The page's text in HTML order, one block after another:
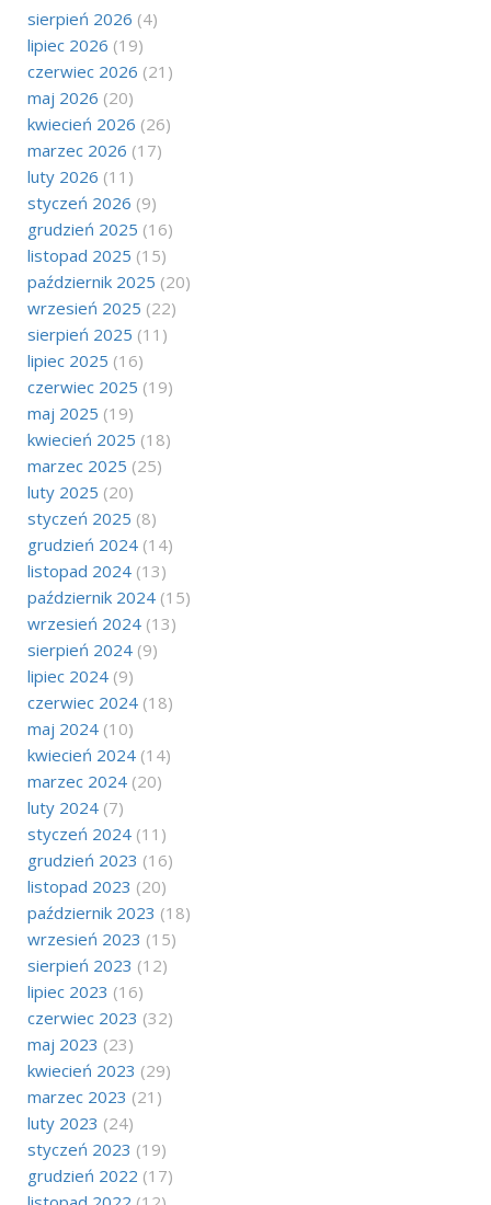
sierpień 2026 (4)
lipiec 2026 (19)
czerwiec 2026 (21)
maj 2026 (20)
kwiecień 2026 (26)
marzec 2026 (17)
luty 2026 (11)
styczeń 2026 (9)
grudzień 2025 (16)
listopad 2025 (15)
październik 2025 (20)
wrzesień 2025 (22)
sierpień 2025 (11)
lipiec 2025 (16)
czerwiec 2025 (19)
maj 2025 (19)
kwiecień 2025 (18)
marzec 2025 (25)
luty 2025 (20)
styczeń 2025 (8)
grudzień 2024 (14)
listopad 2024 (13)
październik 2024 (15)
wrzesień 2024 (13)
sierpień 2024 (9)
lipiec 2024 (9)
czerwiec 2024 (18)
maj 2024 (10)
kwiecień 2024 (14)
marzec 2024 (20)
luty 2024 (7)
styczeń 2024 (11)
grudzień 2023 (16)
listopad 2023 (20)
październik 2023 (18)
wrzesień 2023 (15)
sierpień 2023 (12)
lipiec 2023 (16)
czerwiec 2023 (32)
maj 2023 (23)
kwiecień 2023 (29)
marzec 2023 (21)
luty 2023 (24)
styczeń 2023 (19)
grudzień 2022 (17)